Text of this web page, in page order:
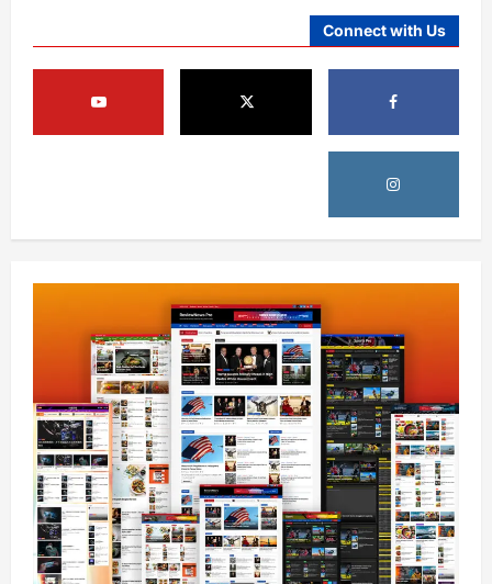
Connect with Us
آمریکا
4
ټرمپ : ایران سره خبرې د پوځي اقدام پر ځای
غوره بولي
0
5
افغانستان
کورنیو چارو وزارت: حیرتان کې د بهرنیو
اسعارو د قاچاق هڅه شنډه شوه
sharqnewsglobal.com
August 6, 2026
1
افغانستان
ننګرهار کې د تېلو یو شمېر پمپونه وتړل شول
sharqnewsglobal.com
August 6, 2026
0